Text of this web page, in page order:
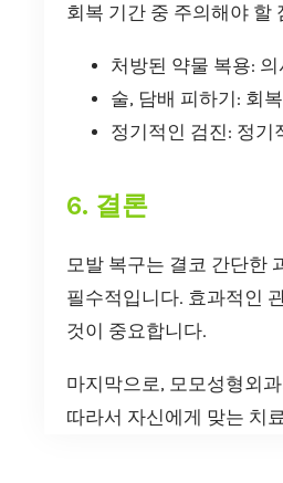
회복 기간 중 주의해야 할
처방된 약물 복용:
술, 담배 피하기: 회
정기적인 검진: 정기
6. 결론
모발 복구는 결코 간단한
필수적입니다. 효과적인
것이 중요합니다.
마지막으로, 모모성형외과
따라서 자신에게 맞는 치